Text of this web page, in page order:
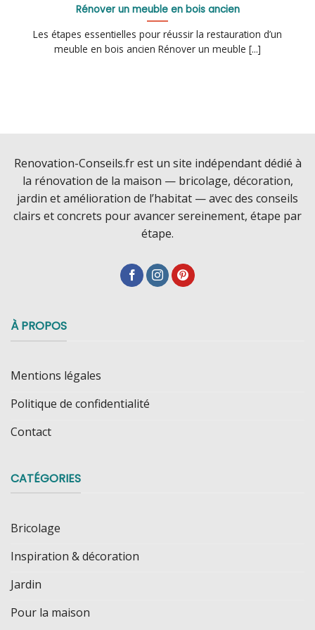
Rénover un meuble en bois ancien
Les étapes essentielles pour réussir la restauration d’un
meuble en bois ancien Rénover un meuble [...]
Renovation-Conseils.fr est un site indépendant dédié à
la rénovation de la maison — bricolage, décoration,
jardin et amélioration de l’habitat — avec des conseils
clairs et concrets pour avancer sereinement, étape par
étape.
À PROPOS
Mentions légales
Politique de confidentialité
Contact
CATÉGORIES
Bricolage
Inspiration & décoration
Jardin
Pour la maison